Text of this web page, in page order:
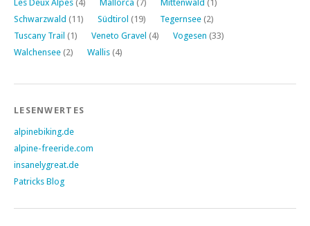
Les Deux Alpes (4) Mallorca (7) Mittenwald (1)
Schwarzwald (11) Südtirol (19) Tegernsee (2)
Tuscany Trail (1) Veneto Gravel (4) Vogesen (33)
Walchensee (2) Wallis (4)
LESENWERTES
alpinebiking.de
alpine-freeride.com
insanelygreat.de
Patricks Blog